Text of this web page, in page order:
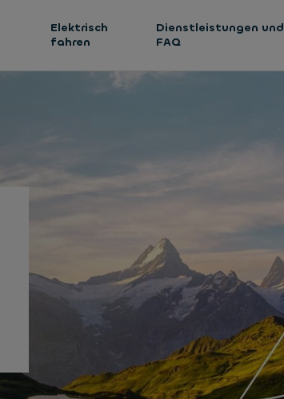
Elektrisch
fahren
Dienstleistungen und
FAQ